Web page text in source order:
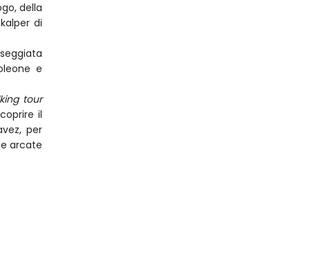
della
di
e
tour
il
per
arcate